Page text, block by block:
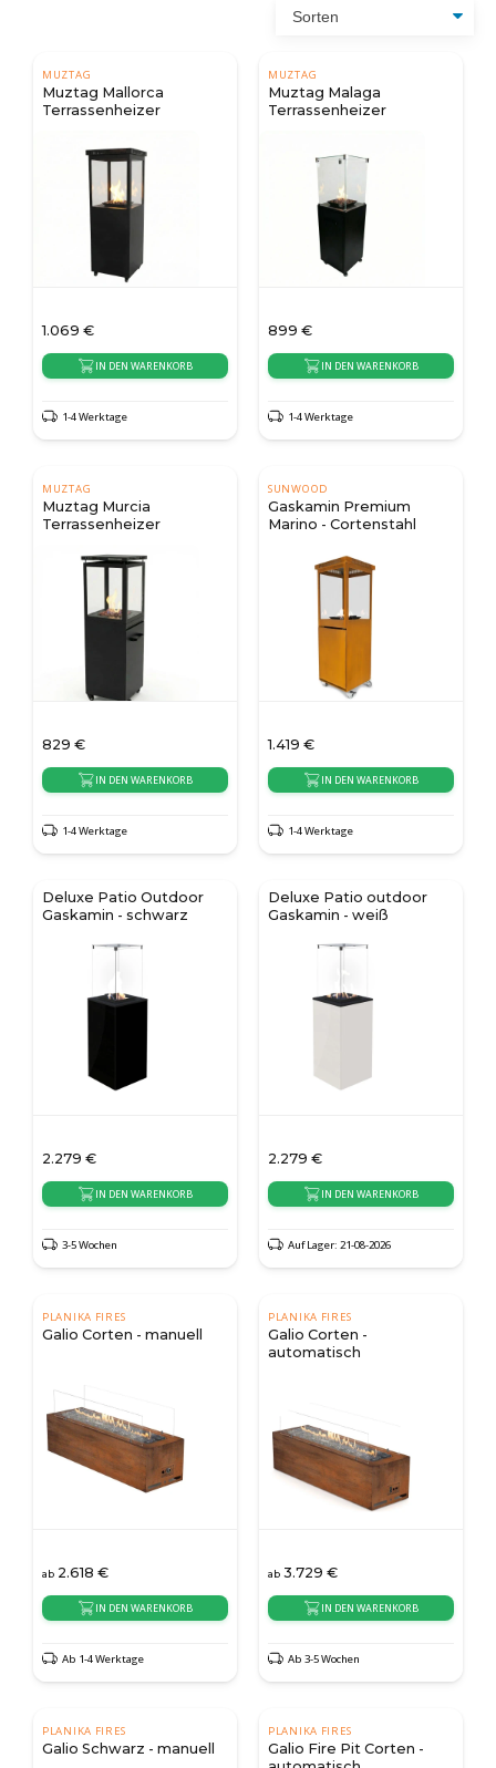
MUZTAG
Muztag Mallorca
Terrassenheizer
1.069 €
IN DEN WARENKORB
1-4 Werktage
MUZTAG
Muztag Malaga
Terrassenheizer
899 €
IN DEN WARENKORB
1-4 Werktage
MUZTAG
Muztag Murcia
Terrassenheizer
829 €
IN DEN WARENKORB
1-4 Werktage
SUNWOOD
Gaskamin Premium
Marino - Cortenstahl
1.419 €
IN DEN WARENKORB
1-4 Werktage
Deluxe Patio Outdoor
Gaskamin - schwarz
2.279 €
IN DEN WARENKORB
3-5 Wochen
Deluxe Patio outdoor
Gaskamin - weiß
2.279 €
IN DEN WARENKORB
Auf Lager: 21-08-2026
PLANIKA FIRES
Galio Corten - manuell
ab 2.618 €
IN DEN WARENKORB
Ab 1-4 Werktage
PLANIKA FIRES
Galio Corten -
automatisch
ab 3.729 €
IN DEN WARENKORB
Ab 3-5 Wochen
PLANIKA FIRES
Galio Schwarz - manuell
PLANIKA FIRES
Galio Fire Pit Corten -